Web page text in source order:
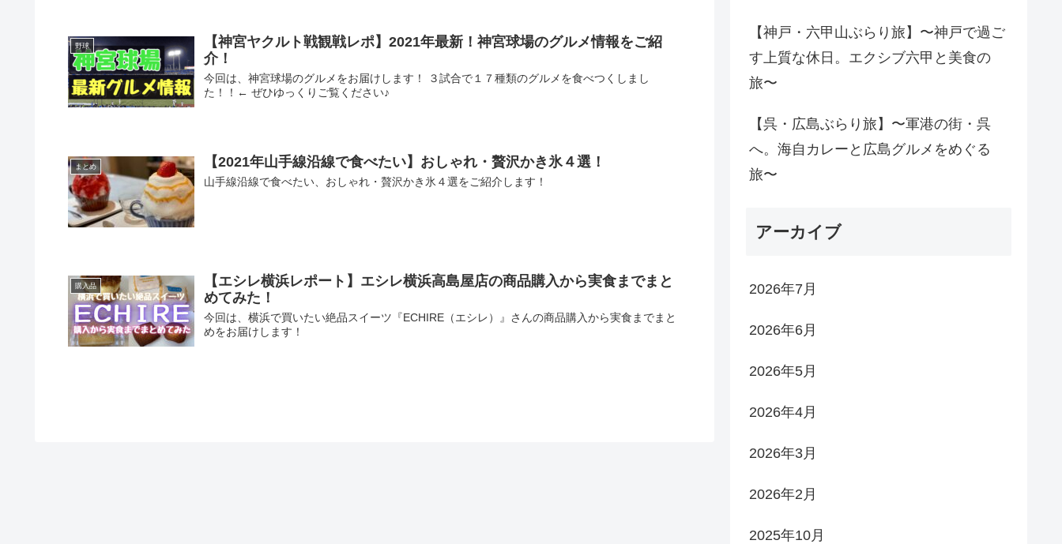
野球
【神宮ヤクルト戦観戦レポ】2021年最新！神宮球場のグルメ情報をご紹
介！
今回は、神宮球場のグルメをお届けします！ ３試合で１７種類のグルメを食べつくしまし
た！！← ぜひゆっくりご覧ください♪
まとめ 【2021年山手線沿線で食べたい】おしゃれ・贅沢かき氷４選！
山手線沿線で食べたい、おしゃれ・贅沢かき氷４選をご紹介します！
購入品
【エシレ横浜レポート】エシレ横浜高島屋店の商品購入から実食までまと
めてみた！
今回は、横浜で買いたい絶品スイーツ『ECHIRE（エシレ）』さんの商品購入から実食までまと
めをお届けします！
【神戸・六甲山ぶらり旅】〜神戸で過ご
す上質な休日。エクシブ六甲と美食の
旅〜
【呉・広島ぶらり旅】〜軍港の街・呉
へ。海自カレーと広島グルメをめぐる
旅〜
アーカイブ
2026年7月
2026年6月
2026年5月
2026年4月
2026年3月
2026年2月
2025年10月